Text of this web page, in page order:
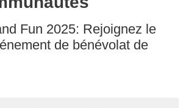
Fun 2025: Rejoignez le
de bénévolat de